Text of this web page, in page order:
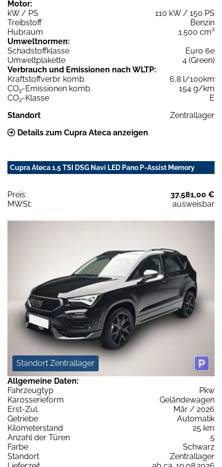
Motor:
kW / PS
110 kW / 150 PS
Treibstoff
Benzin
Hubraum
1.500 cm³
Umweltnormen:
Schadstoffklasse
Euro 6e
Umweltplakette
4 (Green)
Verbrauch und Emissionen nach WLTP:
Kraftstoffverbr. komb.
6,8 l/100km
CO2-Emissionen komb.
154 g/km
CO2-Klasse
E
Standort
Zentrallager
Details zum Cupra Ateca anzeigen
Cupra Ateca 1.5 TSI DSG Navi LED Pano P-Assist Memory
Preis:
37.581,00 €
MWSt:
ausweisbar
Standort Zentrallager
Allgemeine Daten:
Fahrzeugtyp
Pkw
Karosserieform
Geländewagen
Erst-Zul.
Mär / 2026
Getriebe
Automatik
Kilometerstand
25 km
Anzahl der Türen
5
Farbe
Schwarz
Standort
Zentrallager